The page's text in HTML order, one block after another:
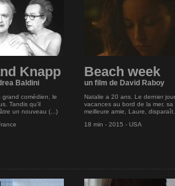
Knapp
Baldini
grand comédien, le
Tandis qu’il
un nouveau (...)
Beach week
un film de David Raboy
Natalie a 20 ans. Le dernier
vacances au bord de la mer, sa
meilleure amie, Laure,
18 min - 2015 - USA